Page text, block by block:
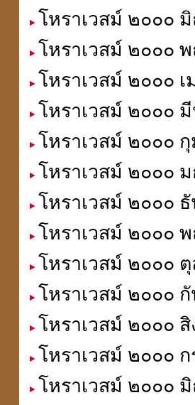
โหราเวสม์ ๒๐๐๐
โหราเวสม์ ๒๐๐๐
โหราเวสม์ ๒๐๐๐
โหราเวสม์ ๒๐๐๐
โหราเวสม์ ๒๐๐๐
โหราเวสม์ ๒๐๐๐
โหราเวสม์ ๒๐๐๐
โหราเวสม์ ๒๐๐๐
โหราเวสม์ ๒๐๐๐
โหราเวสม์ ๒๐๐๐
โหราเวสม์ ๒๐๐๐
โหราเวสม์ ๒๐๐๐
โหราเวสม์ ๒๐๐๐